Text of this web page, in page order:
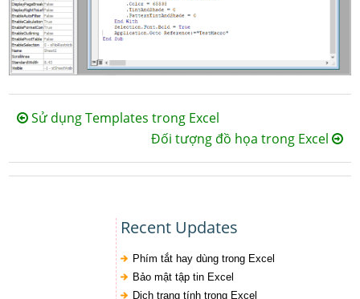
Sử dụng Templates trong Excel
Đối tượng đồ họa trong Excel
Recent Updates
Phím tắt hay dùng trong Excel
Bảo mật tập tin Excel
Dịch trang tính trong Excel